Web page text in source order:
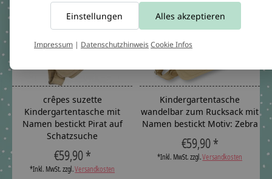
crêpes suzette
Kindergartentasche mit
Namen bestickt Pirat auf
Schatzsuche
€59,90 *
*Inkl. MwSt. zzgl.Versandkosten
Kindergartentasche
wandelbar zum Rucksack mit
Namen bestickt Motiv: Zebra
€59,90 *
*Inkl. MwSt. zzgl.Versandkosten
Einstellungen Alles akzeptieren
Impressum | DatenschutzhinweisCookie Infos